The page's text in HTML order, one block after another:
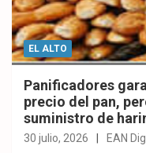
EL ALTO
Panificadores
precio del pan,
suministro de
30 julio, 2026 EAN